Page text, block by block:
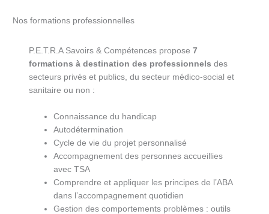
Nos formations professionnelles
P.E.T.R.A Savoirs & Compétences propose7
formations à destination des professionnels des
secteurs privés et publics, du secteur médico-social et
sanitaire ou non :
Connaissance du handicap
Autodétermination
Cycle de vie du projet personnalisé
Accompagnement des personnes accueillies
avec TSA
Comprendre et appliquer les principes de l’ABA
dans l’accompagnement quotidien
Gestion des comportements problèmes : outils